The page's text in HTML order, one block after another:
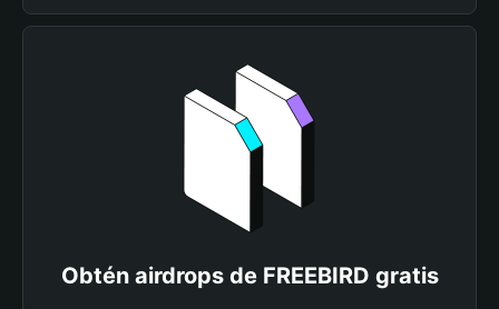
Obtén airdrops de FREEBIRD gratis